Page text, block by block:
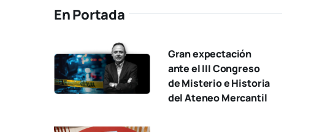
En Portada
Gran expectación
ante el III Congreso
de Misterio e Historia
del Ateneo Mercantil